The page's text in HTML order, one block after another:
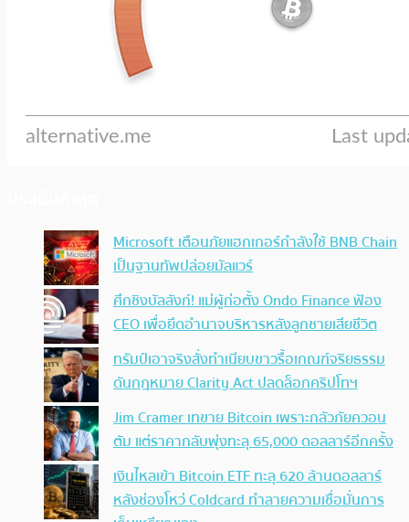
Microsoft เตือนภัยแฮกเกอร์กำลังใช้ BNB Chain
เป็นฐานทัพปล่อยมัลแวร์
ศึกชิงบัลลังก์! แม่ผู้ก่อตั้ง Ondo Finance ฟ้อง
CEO เพื่อยึดอำนาจบริหารหลังลูกชายเสียชีวิต
ทรัมป์เอาจริง สั่งทำเนียบขาวรื้อเกณฑ์จริยธรรม
ดันกฎหมาย Clarity Act ปลดล็อกคริปโทฯ
Jim Cramer เทขาย Bitcoin เพราะกลัวภัยควอน
ตัม แต่ราคากลับพุ่งทะลุ 65,000 ดอลลาร์อีกครั้ง
เงินไหลเข้า Bitcoin ETF ทะลุ 620 ล้านดอลลาร์
หลังช่องโหว่ Coldcard ทำลายความเชื่อมั่นการ